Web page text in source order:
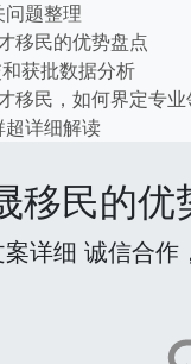
题整理
移民的优势盘点
获批数据分析
移民，如何界定专业
详细解读
移民的优
详细 诚信合作